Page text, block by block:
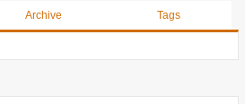
Archive Tags